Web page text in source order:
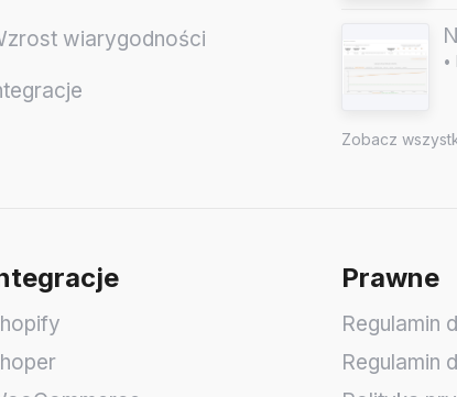
wiarygodności
•
Zobacz
Prawne
Regulamin
Regulamin